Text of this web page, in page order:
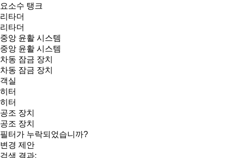
요소수 탱크
리타더
리타더
중앙 윤활 시스템
중앙 윤활 시스템
차동 잠금 장치
차동 잠금 장치
객실
히터
히터
공조 장치
공조 장치
필터가 누락되었습니까?
변경 제안
검색 결과: